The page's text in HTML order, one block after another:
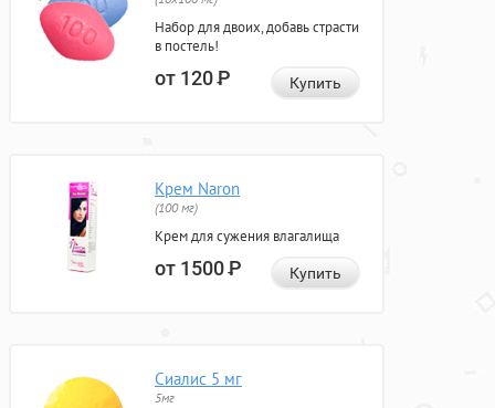
Набор для двоих, добавь страсти
в постель!
от 120Р Купить
Крем Naron
(100 мг)
Крем для сужения влагалища
от 1500Р Купить
Сиалис 5 мг
5мг